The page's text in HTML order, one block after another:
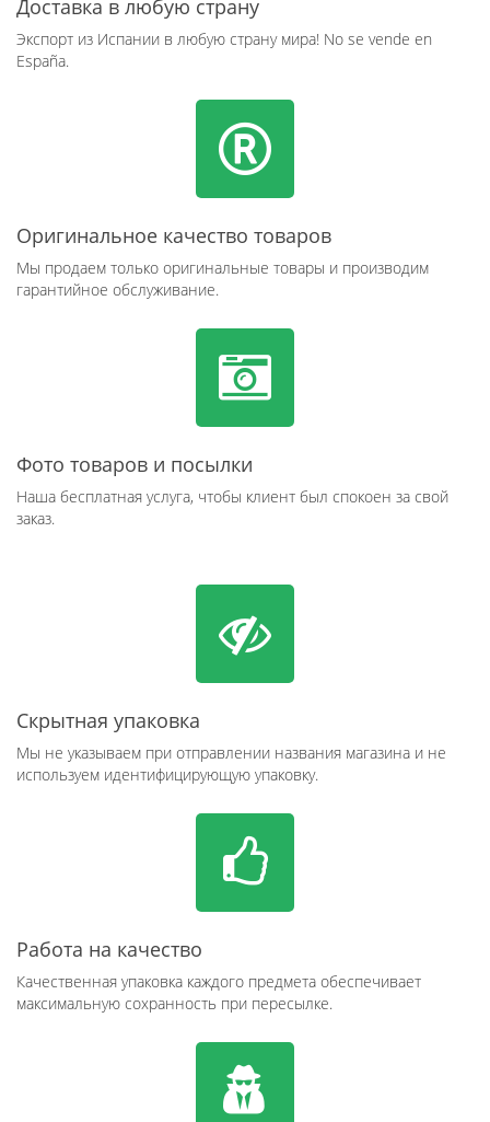
Доставка в любую страну
Экспорт из Испании в любую страну мира! No se vende en
España.
Оригинальное качество товаров
Мы продаем только оригинальные товары и производим
гарантийное обслуживание.
Фото товаров и посылки
Наша бесплатная услуга, чтобы клиент был спокоен за свой
заказ.
Скрытная упаковка
Мы не указываем при отправлении названия магазина и не
используем идентифицирующую упаковку.
Работа на качество
Качественная упаковка каждого предмета обеспечивает
максимальную сохранность при пересылке.